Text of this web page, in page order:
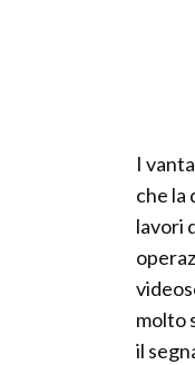
I
che la
lavori
molto
il